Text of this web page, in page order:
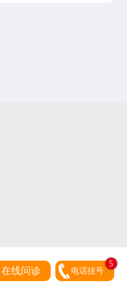
在线问诊 电话挂号
5